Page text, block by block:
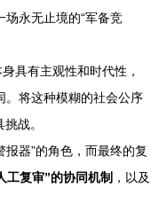
永无止境的“军备竞
身具有主观性和时代性，
。将这种模糊的社会公序
战。
报器”的角色，而最终的复
工复审”的协同机制 ，以及